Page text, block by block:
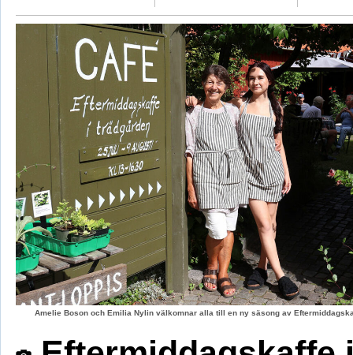
Amelie Boson och Emilia Nylin välkomnar alla till en ny säsong av